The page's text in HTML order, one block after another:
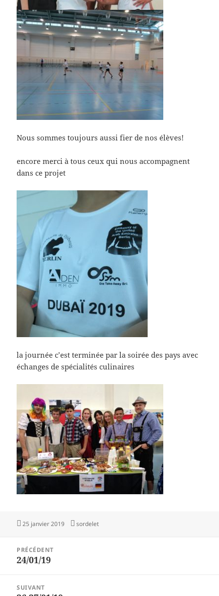
Nous sommes toujours aussi fier de nos élèves!
encore merci à tous ceux qui nous accompagnent
dans ce projet
la journée c’est terminée par la soirée des pays avec
échanges de spécialités culinaires
Publié
25 janvier 2019 Auteur
sordelet
l’article
PRÉCÉDENT
Article
24/01/19
SUIVANT